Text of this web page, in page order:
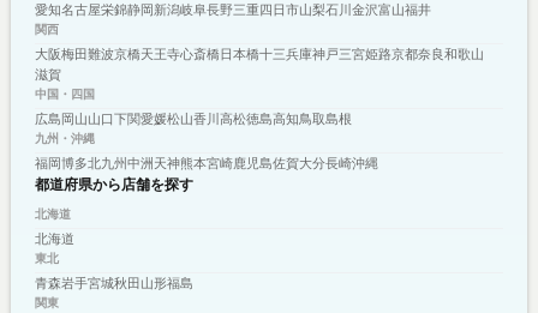
愛知名古屋栄錦静岡新潟岐阜長野三重四日市山梨石川 金沢富山福井
関西
大阪梅田難波京橋天王寺心斎橋日本橋十三兵庫神戸三宮姫路京都奈良和歌山
滋賀
中国・四国
広島 岡山山口下関愛媛松山香川 高松徳島高知鳥取島根
九州・沖縄
福岡博多北九州中洲 天神熊本宮崎鹿児島佐賀大分長崎沖縄
都道府県から店舗を探す
北海道
北海道
東北
青森岩手宮城秋田 山形福島
関東